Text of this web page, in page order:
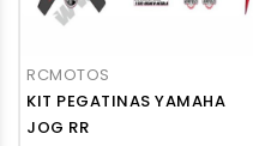
RCMOTOS
KIT PEGATINAS YAMAHA
JOG RR